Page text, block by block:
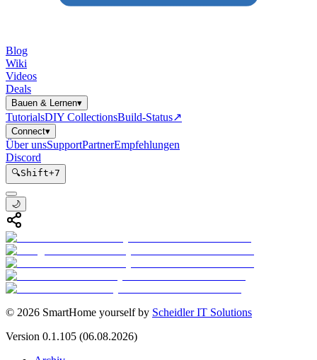
Blog
Wiki
Videos
Deals
Bauen & Lernen▾
TutorialsDIY CollectionsBuild-Status↗
Connect▾
Über unsSupportPartnerEmpfehlungen
Discord
🔍Shift+7
🌙
© 2026 SmartHome yourself by Scheidler IT Solutions
Version 0.1.105 (06.08.2026)